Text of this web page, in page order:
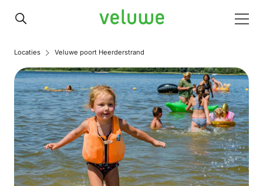
Veluwe
Locaties Veluwe poort Heerderstrand